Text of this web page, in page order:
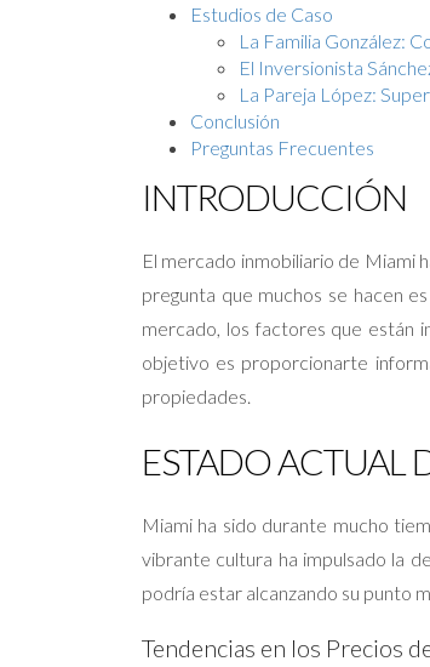
Estudios de Caso
La Familia González:
El Inversionista
La Pareja López:
Conclusión
Preguntas Frecuentes
INTRODUCCIÓN
El mercado inmobiliario de Miami
pregunta que muchos se hacen
mercado, los factores que están
objetivo es proporcionarte
propiedades.
ESTADO ACTUAL
Miami ha sido durante mucho
vibrante cultura ha impulsado la
podría estar alcanzando su punto
Tendencias en los Precios